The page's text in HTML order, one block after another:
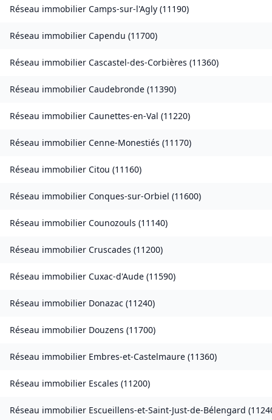
Réseau immobilier Camps-sur-l'Agly (11190)
Réseau immobilier Capendu (11700)
Réseau immobilier Cascastel-des-Corbières (11360)
Réseau immobilier Caudebronde (11390)
Réseau immobilier Caunettes-en-Val (11220)
Réseau immobilier Cenne-Monestiés (11170)
Réseau immobilier Citou (11160)
Réseau immobilier Conques-sur-Orbiel (11600)
Réseau immobilier Counozouls (11140)
Réseau immobilier Cruscades (11200)
Réseau immobilier Cuxac-d'Aude (11590)
Réseau immobilier Donazac (11240)
Réseau immobilier Douzens (11700)
Réseau immobilier Embres-et-Castelmaure (11360)
Réseau immobilier Escales (11200)
Réseau immobilier Escueillens-et-Saint-Just-de-Bélengard (